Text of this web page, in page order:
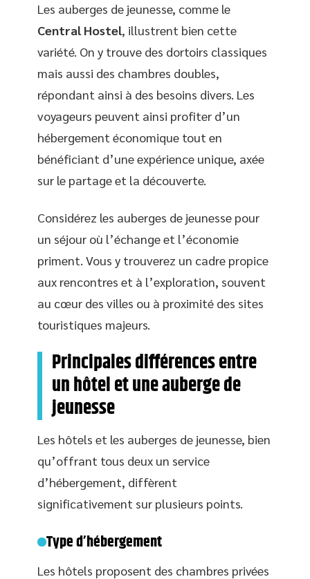
Les auberges de jeunesse, comme le
Central Hostel, illustrent bien cette
variété. On y trouve des dortoirs classiques
mais aussi des chambres doubles,
répondant ainsi à des besoins divers. Les
voyageurs peuvent ainsi profiter d’un
hébergement économique tout en
bénéficiant d’une expérience unique, axée
sur le partage et la découverte.
Considérez les auberges de jeunesse pour
un séjour où l’échange et l’économie
priment. Vous y trouverez un cadre propice
aux rencontres et à l’exploration, souvent
au cœur des villes ou à proximité des sites
touristiques majeurs.
Principales différences entre
un hôtel et une auberge de
jeunesse
Les hôtels et les auberges de jeunesse, bien
qu’offrant tous deux un service
d’hébergement, diffèrent
significativement sur plusieurs points.
Type d’hébergement
Les hôtels proposent des chambres privées